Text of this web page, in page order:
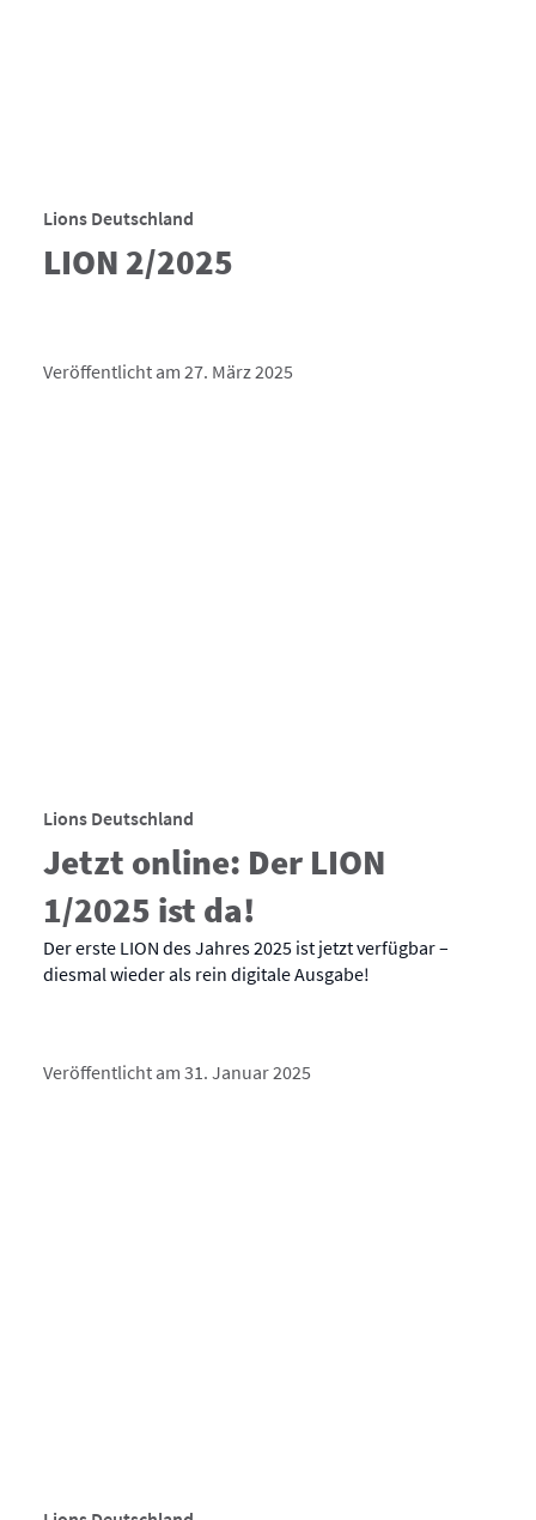
Lions Deutschland
LION 2/2025
Veröffentlicht am 27. März 2025
Lions Deutschland
Jetzt online: Der LION
1/2025 ist da!
Der erste LION des Jahres 2025 ist jetzt verfügbar –
diesmal wieder als rein digitale Ausgabe!
Veröffentlicht am 31. Januar 2025